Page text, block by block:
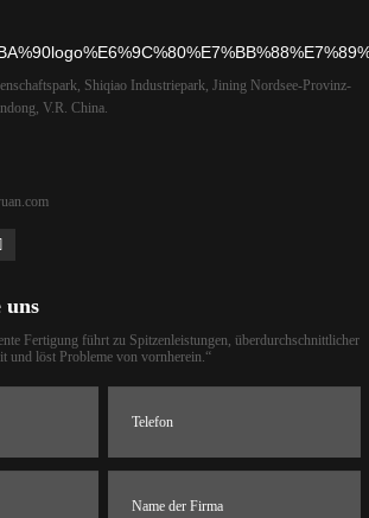
Shiqiao Industriepark, Jining Nordsee-Provinz-
V.R. China.
uns
Fertigung führt zu Spitzenleistungen, überdurchschnittlicher
und löst Probleme von vornherein.“